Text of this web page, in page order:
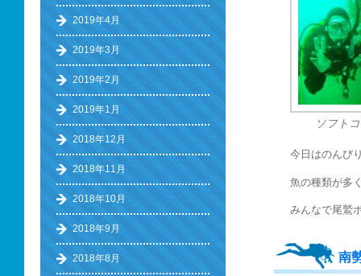
ソフト
今日はのんび
魚の種類が多
みんなで尾鷲
南
2019年4月
2019年3月
2019年2月
2019年1月
2018年12月
2018年11月
2018年10月
2018年9月
2018年8月